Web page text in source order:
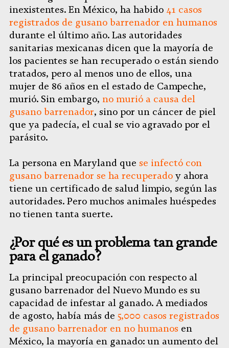
inexistentes. En México, ha habido 41 casos
registrados de gusano barrenador en humanos
durante el último año. Las autoridades
sanitarias mexicanas dicen que la mayoría de
los pacientes se han recuperado o están siendo
tratados, pero al menos uno de ellos, una
mujer de 86 años en el estado de Campeche,
murió. Sin embargo, no murió a causa del
gusano barrenador, sino por un cáncer de piel
que ya padecía, el cual se vio agravado por el
parásito.
La persona en Maryland que se infectó con
gusano barrenador se ha recuperado y ahora
tiene un certificado de salud limpio, según las
autoridades. Pero muchos animales huéspedes
no tienen tanta suerte.
¿Por qué es un problema tan grande
para el ganado?
La principal preocupación con respecto al
gusano barrenador del Nuevo Mundo es su
capacidad de infestar al ganado. A mediados
de agosto, había más de 5,000 casos registrados
de gusano barrenador en no humanos en
México, la mayoría en ganado: un aumento del